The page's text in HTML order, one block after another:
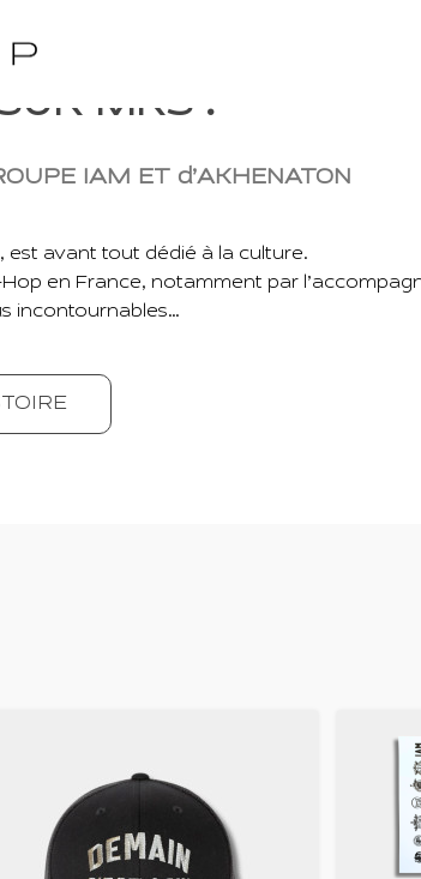
MRS !
IAM ET d’AKHENATON
est avant tout dédié à la culture.
en France, notamment par
incontournables…